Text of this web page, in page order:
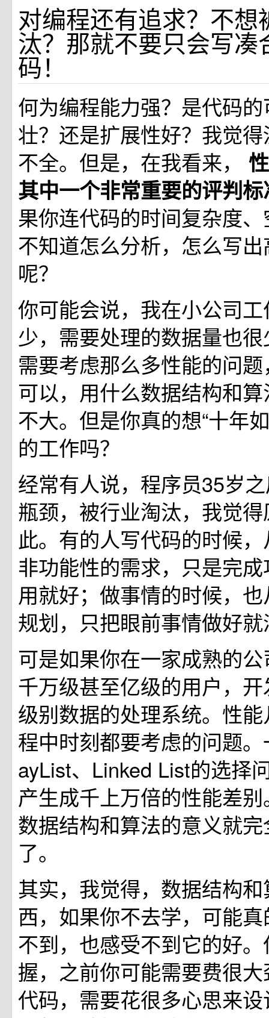
对编程还有追求？不想
汰？那就不要只会写凑
码！
何为编程能力强？是代码
壮？还是扩展性好？我觉
不全。但是，在我看来，
其中一个非常重要的评判
果你连代码的时间复杂度
不知道怎么分析，怎么写
呢？
你可能会说，我在小公司
少，需要处理的数据量也
需要考虑那么多性能的问
可以，用什么数据结构和
不大。但是你真的想“十年
的工作吗？
经常有人说，程序员35岁
瓶颈，被行业淘汰，我觉
此。有的人写代码的时候
非功能性的需求，只是完
用就好；做事情的时候，
规划，只把眼前事情做好
可是如果你在一家成熟的
千万级甚至亿级的用户，
级别数据的处理系统。性
程中时刻都要考虑的问题
ayList、Linked List的选择
产生成千上万倍的性能差
数据结构和算法的意义就
了。
其实，我觉得，数据结构
西，如果你不去学，可能
不到，也感受不到它的好
握，之前你可能需要费很
代码，需要花很多心思来